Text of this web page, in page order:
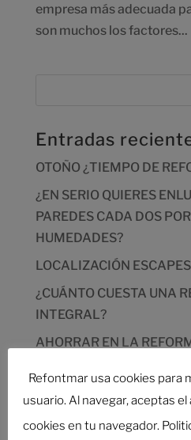
empresa más adecuada
son muchos los factores...
Entradas
OTOÑO ¿TIEMPO DE
¿EN SERIO QUIERES
PAREDES CADA DOS
HUMEDADES?
LOCALIZACIÓN
¿CUÁNTO CUESTA UNA
INTEGRAL?
AHORRAR EN LA
Comentarios
Refontmar usa cookies para
usuario. Al navegar, aceptas
cookies en tu navegador.